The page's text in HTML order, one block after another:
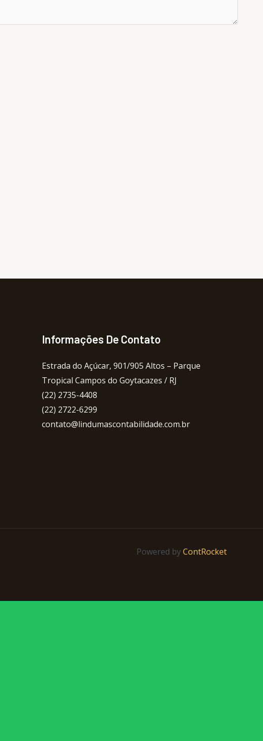
Informações De Contato
Estrada do Açúcar, 901/905 Altos – Parque
Tropical Campos do Goytacazes / RJ
(22) 2735-4408
(22) 2722-6299
contato@lindumascontabilidade.com.br
Powered byContRocket